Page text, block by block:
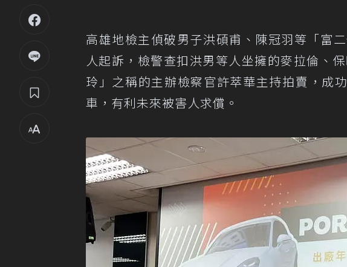
高雄地檢主偵破男子洪碩甫、陳冠羽等「富
人起訴，檢警查扣洪男等人坐擁的麥拉倫、
玲」之稱的主辦檢察官許萃華主持拍賣，成
車，有利未來被害人求償。